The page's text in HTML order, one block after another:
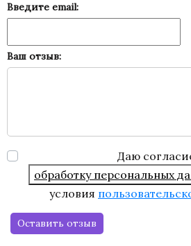
Введите email:
Ваш отзыв:
Даю
обработку персональных
условия
Оставить отзыв